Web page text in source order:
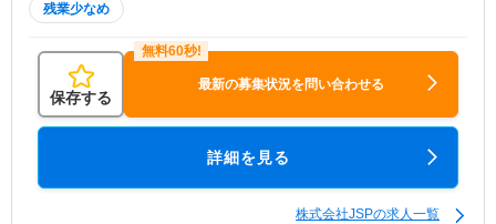
残業少なめ
保存する
最新の募集状況を問い合わせる
詳細を見る
株式会社JSPの求人一覧